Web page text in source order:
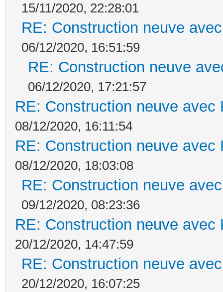
15/11/2020, 22:28:01
RE: Construction neuve
06/12/2020, 16:51:59
RE: Construction neuve
06/12/2020, 17:21:57
RE: Construction neuve avec
08/12/2020, 16:11:54
RE: Construction neuve avec
08/12/2020, 18:03:08
RE: Construction neuve
09/12/2020, 08:23:36
RE: Construction neuve avec
20/12/2020, 14:47:59
RE: Construction neuve
20/12/2020, 16:07:25